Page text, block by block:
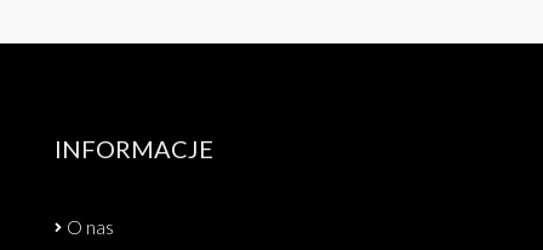
INFORMACJE
O nas